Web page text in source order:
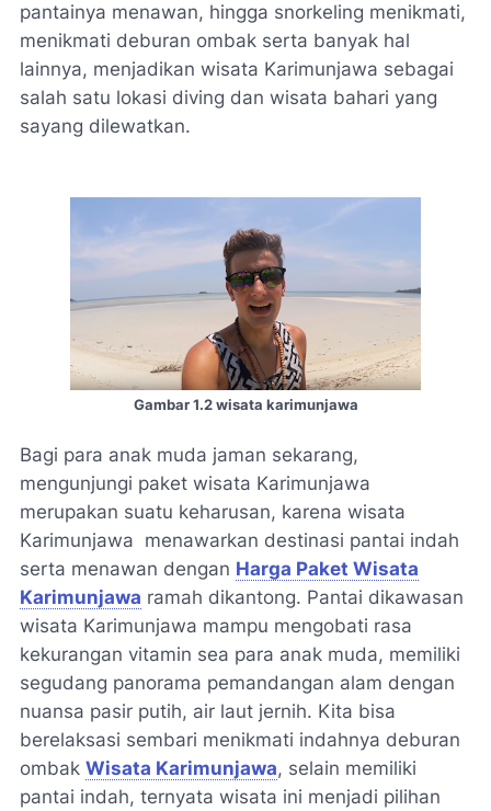
pantainya menawan, hingga snorkeling menikmati,
menikmati deburan ombak serta banyak hal
lainnya, menjadikan wisata Karimunjawa sebagai
salah satu lokasi diving dan wisata bahari yang
sayang dilewatkan.
Gambar 1.2 wisata karimunjawa
Bagi para anak muda jaman sekarang,
mengunjungi paket wisata Karimunjawa
merupakan suatu keharusan, karena wisata
Karimunjawa menawarkan destinasi pantai indah
serta menawan dengan Harga Paket Wisata
Karimunjawa ramah dikantong. Pantai dikawasan
wisata Karimunjawa mampu mengobati rasa
kekurangan vitamin sea para anak muda, memiliki
segudang panorama pemandangan alam dengan
nuansa pasir putih, air laut jernih. Kita bisa
berelaksasi sembari menikmati indahnya deburan
ombak Wisata Karimunjawa, selain memiliki
pantai indah, ternyata wisata ini menjadi pilihan